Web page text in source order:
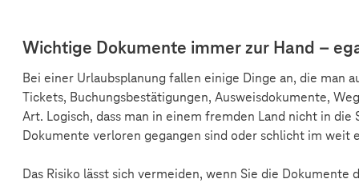
Wichtige Dokumente immer zur Hand –
Bei einer Urlaubsplanung fallen einige Dinge an, die man
Tickets, Buchungsbestätigungen, Ausweisdokumente,
Art. Logisch, dass man in einem fremden Land nicht in
Dokumente verloren gegangen sind oder schlicht im weit
Das Risiko lässt sich vermeiden, wenn Sie die